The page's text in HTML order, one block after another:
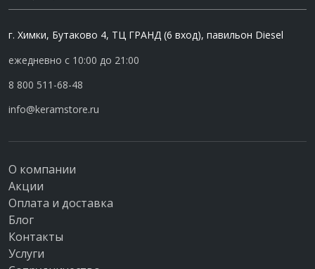
г. Химки, Бутаково 4, ТЦ ГРАНД (6 вход), павильон Diesel
ежедневно с 10:00 до 21:00
8 800 511-68-48
info@keramstore.ru
О компании
Акции
Оплата и доставка
Блог
Контакты
Услуги